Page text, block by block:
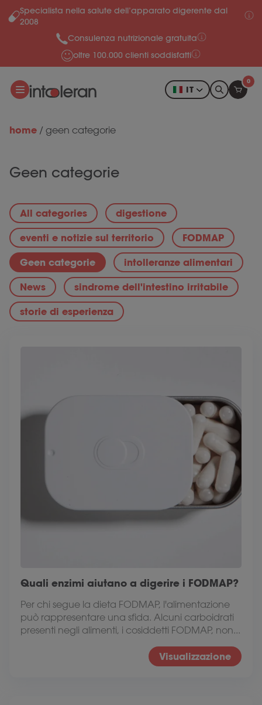
Salta al contenuto
Specialista nella salute dell’apparato digerente dal
2008
Consulenza nutrizionale gratuita
oltre 100.000 clienti soddisfatti
IT
0
home / geen categorie
Geen categorie
All categories digestione
eventi e notizie sul territorio FODMAP
Geen categorie intolleranze alimentari
News sindrome dell'intestino irritabile
storie di esperienza
Quali enzimi aiutano a digerire i FODMAP?
Per chi segue la dieta FODMAP, l'alimentazione
può rappresentare una sfida. Alcuni carboidrati
presenti negli alimenti, i cosiddetti FODMAP, non...
Visualizzazione